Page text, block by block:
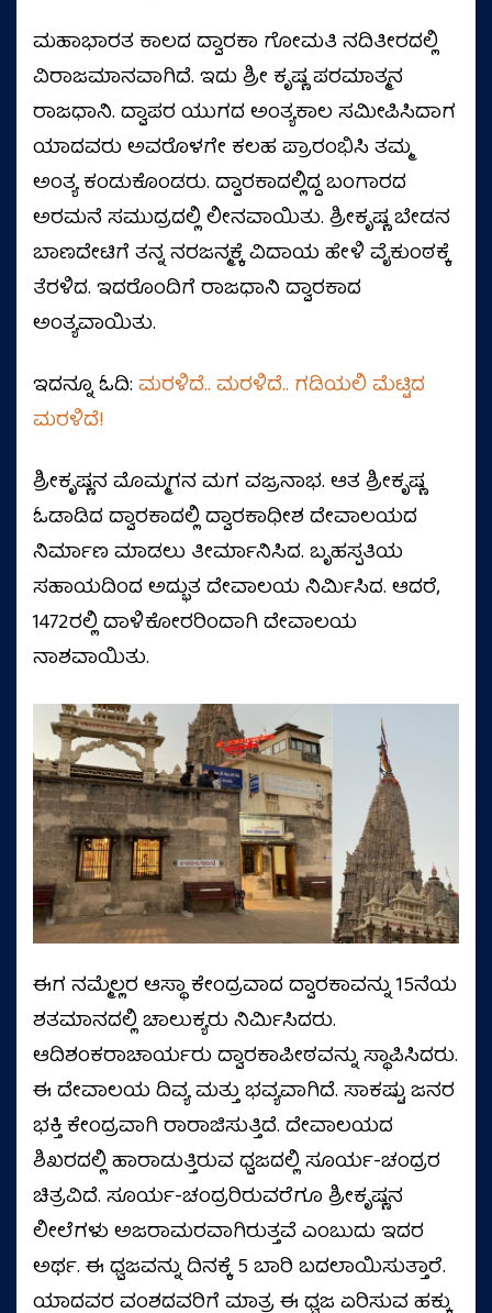
ಮಹಾಭಾರತ ಕಾಲದ ದ್ವಾರಕಾ ಗೋಮತಿ ನದಿತೀರದಲ್ಲಿ
ವಿರಾಜಮಾನವಾಗಿದೆ. ಇದು ಶ್ರೀ ಕೃಷ್ಣ ಪರಮಾತ್ಮನ
ರಾಜಧಾನಿ. ದ್ವಾಪರ ಯುಗದ ಅಂತ್ಯಕಾಲ ಸಮೀಪಿಸಿದಾಗ
ಯಾದವರು ಅವರೊಳಗೇ ಕಲಹ ಪ್ರಾರಂಭಿಸಿ ತಮ್ಮ
ಅಂತ್ಯ ಕಂಡುಕೊಂಡರು. ದ್ವಾರಕಾದಲ್ಲಿದ್ದ ಬಂಗಾರದ
ಅರಮನೆ ಸಮುದ್ರದಲ್ಲಿ ಲೀನವಾಯಿತು. ಶ್ರೀಕೃಷ್ಣ ಬೇಡನ
ಬಾಣದೇಟಿಗೆ ತನ್ನ ನರಜನ್ಮಕ್ಕೆ ವಿದಾಯ ಹೇಳಿ ವೈಕುಂಠಕ್ಕೆ
ತೆರಳಿದ. ಇದರೊಂದಿಗೆ ರಾಜಧಾನಿ ದ್ವಾರಕಾದ
ಅಂತ್ಯವಾಯಿತು.
ಇದನ್ನೂ ಓದಿ:ಮರಳಿದೆ.. ಮರಳಿದೆ.. ಗಡಿಯಲಿ ಮೆಟ್ಟಿದ
ಮರಳಿದೆ!
ಶ್ರೀಕೃಷ್ಣನ ಮೊಮ್ಮಗನ ಮಗ ವಜ್ರನಾಭ. ಆತ ಶ್ರೀಕೃಷ್ಣ
ಓಡಾಡಿದ ದ್ವಾರಕಾದಲ್ಲಿ ದ್ವಾರಕಾಧೀಶ ದೇವಾಲಯದ
ನಿರ್ಮಾಣ ಮಾಡಲು ತೀರ್ಮಾನಿಸಿದ. ಬೃಹಸ್ಪತಿಯ
ಸಹಾಯದಿಂದ ಅದ್ಭುತ ದೇವಾಲಯ ನಿರ್ಮಿಸಿದ. ಆದರೆ,
1472ರಲ್ಲಿ ದಾಳಿಕೋರರಿಂದಾಗಿ ದೇವಾಲಯ
ನಾಶವಾಯಿತು.
ಈಗ ನಮ್ಮೆಲ್ಲರ ಆಸ್ಥಾ ಕೇಂದ್ರವಾದ ದ್ವಾರಕಾವನ್ನು 15ನೆಯ
ಶತಮಾನದಲ್ಲಿ ಚಾಲುಕ್ಯರು ನಿರ್ಮಿಸಿದರು.
ಆದಿಶಂಕರಾಚಾರ್ಯರು ದ್ವಾರಕಾಪೀಠವನ್ನು ಸ್ಥಾಪಿಸಿದರು.
ಈ ದೇವಾಲಯ ದಿವ್ಯ ಮತ್ತು ಭವ್ಯವಾಗಿದೆ. ಸಾಕಷ್ಟು ಜನರ
ಭಕ್ತಿ ಕೇಂದ್ರವಾಗಿ ರಾರಾಜಿಸುತ್ತಿದೆ. ದೇವಾಲಯದ
ಶಿಖರದಲ್ಲಿ ಹಾರಾಡುತ್ತಿರುವ ಧ್ವಜದಲ್ಲಿ ಸೂರ್ಯ-ಚಂದ್ರರ
ಚಿತ್ರವಿದೆ. ಸೂರ್ಯ-ಚಂದ್ರರಿರುವರೆಗೂ ಶ್ರೀಕೃಷ್ಣನ
ಲೀಲೆಗಳು ಅಜರಾಮರವಾಗಿರುತ್ತವೆ ಎಂಬುದು ಇದರ
ಅರ್ಥ. ಈ ಧ್ವಜವನ್ನು ದಿನಕ್ಕೆ 5 ಬಾರಿ ಬದಲಾಯಿಸುತ್ತಾರೆ.
ಯಾದವರ ವಂಶದವರಿಗೆ ಮಾತ್ರ ಈ ಧ್ವಜ ಏರಿಸುವ ಹಕ್ಕು